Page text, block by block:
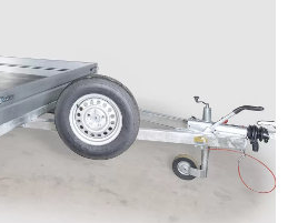
Меню
Главная
Прицепы